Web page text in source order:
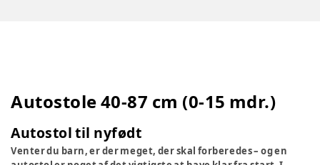
Autostole 40-87 cm (0-15 mdr.)
Autostol til nyfødt
Venter du barn, er der meget, der skal forberedes – og en